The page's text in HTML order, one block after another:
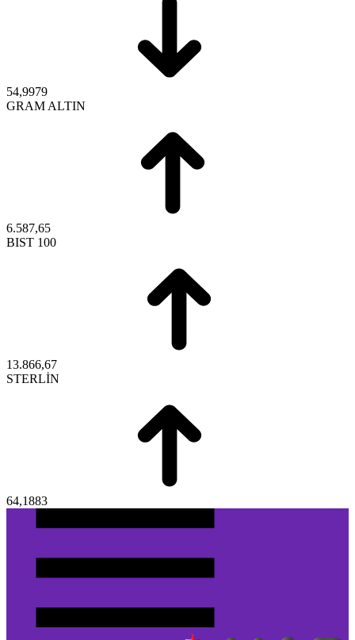
54,9979
GRAM ALTIN
6.587,65
BIST 100
13.866,67
STERLİN
64,1883